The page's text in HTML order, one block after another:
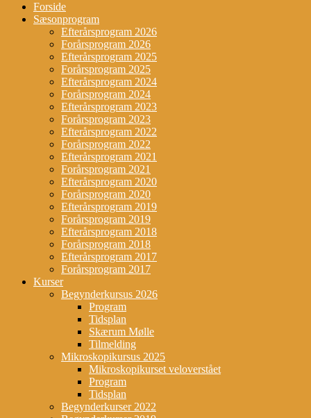
Forside
Sæsonprogram
Efterårsprogram 2026
Forårsprogram 2026
Efterårsprogram 2025
Forårsprogram 2025
Efterårsprogram 2024
Forårsprogram 2024
Efterårsprogram 2023
Forårsprogram 2023
Efterårsprogram 2022
Forårsprogram 2022
Efterårsprogram 2021
Forårsprogram 2021
Efterårsprogram 2020
Forårsprogram 2020
Efterårsprogram 2019
Forårsprogram 2019
Efterårsprogram 2018
Forårsprogram 2018
Efterårsprogram 2017
Forårsprogram 2017
Kurser
Begynderkursus 2026
Program
Tidsplan
Skærum Mølle
Tilmelding
Mikroskopikursus 2025
Mikroskopikurset veloverstået
Program
Tidsplan
Begynderkurser 2022